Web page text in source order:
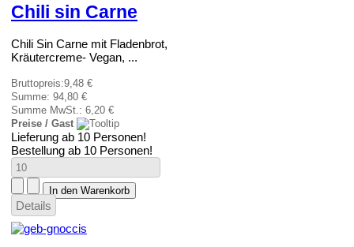
Chili sin Carne
Chili Sin Carne mit Fladenbrot,
Kräutercreme- Vegan, ...
Bruttopreis:9,48 €
Summe: 94,80 €
Summe MwSt.: 6,20 €
Preise / Gast
Lieferung ab 10 Personen!
Bestellung ab 10 Personen!
Details